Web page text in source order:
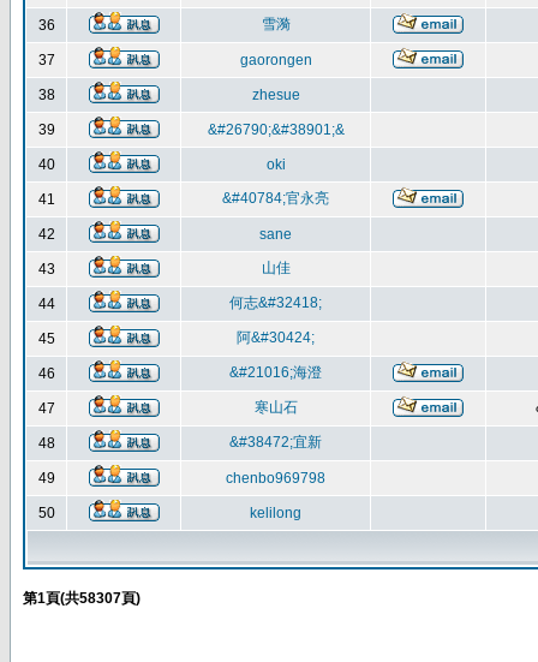
36 雪漪
37 gaorongen
38 zhesue
39 &#26790;&#38901;&
40 oki
41 &#40784;官永亮
42 sane
43 山佳
44 何志&#32418;
45 阿&#30424;
46 &#21016;海澄
47 寒山石
48 &#38472;宜新
49 chenbo969798
50 kelilong
第1頁(共58307頁)